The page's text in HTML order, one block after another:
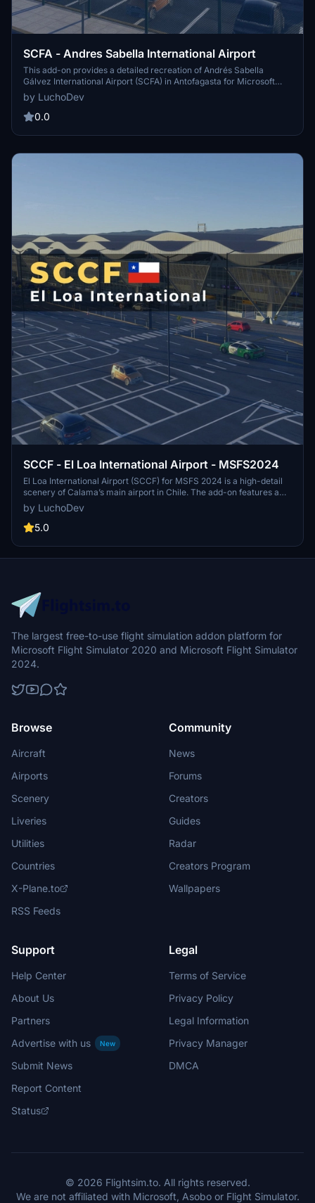
SCFA - Andres Sabella International Airport
This add-on provides a detailed recreation of Andrés Sabella
Gálvez International Airport (SCFA) in Antofagasta for Microsoft
Flight Simulator 2024. It includes a fully modeled and explorable
terminal interior, realistic apron layouts, and accurate operational
areas. Features such as custom jetways, animated doors, functional
optimal performance, it supports domestic, corporate, and general
by LuchoDev
0.0
SCCF - El Loa International Airport - MSFS2024
El Loa International Airport (SCCF) for MSFS 2024 is a high-detail
scenery of Calama’s main airport in Chile. The add-on features a
complete airport redesign, reworked buildings, and a detailed
interior. The scenery reflects the airport's high-altitude location,
challenging 2 percent inclined runway, and real-world operational
commercial and general aviation traffic.
by LuchoDev
5.0
The largest free-to-use flight simulation addon platform for
Microsoft Flight Simulator 2020 and Microsoft Flight Simulator
2024.
Browse
Aircraft
Airports
Scenery
Liveries
Utilities
Countries
X-Plane.to
RSS Feeds
Community
News
Forums
Creators
Guides
Radar
Creators Program
Wallpapers
Support
Help Center
About Us
Partners
Advertise with us
New
Submit News
Report Content
Status
Legal
Terms of Service
Privacy Policy
Legal Information
Privacy Manager
DMCA
© 2026 Flightsim.to. All rights reserved.
We are not affiliated with Microsoft, Asobo or Flight Simulator.